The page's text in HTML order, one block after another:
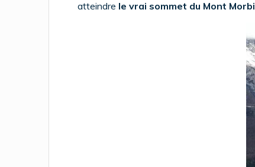
atteindre le vrai sommet du Mont